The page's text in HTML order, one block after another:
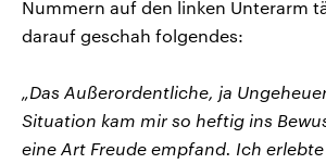
Nummern auf den linken Unterarm
darauf geschah folgendes:
„Das Außerordentliche, ja
Situation kam mir so heftig ins
eine Art Freude empfand. Ich